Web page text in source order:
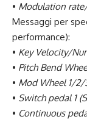
• Modulation
Messaggi per
performance):
• Key Velocity/
• Pitch Bend
• Mod Wheel 1/2/
• Switch pedal 1
• Continuous